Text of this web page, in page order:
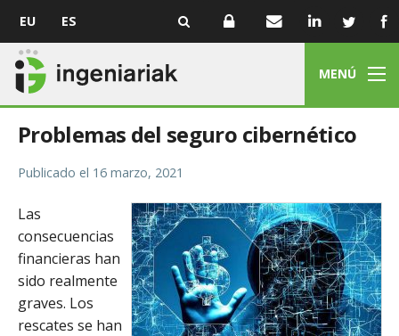
EU ES
MENÚ
Problemas del seguro cibernético
Publicado el 16 marzo, 2021
Las
consecuencias
financieras han
sido realmente
graves. Los
rescates se han